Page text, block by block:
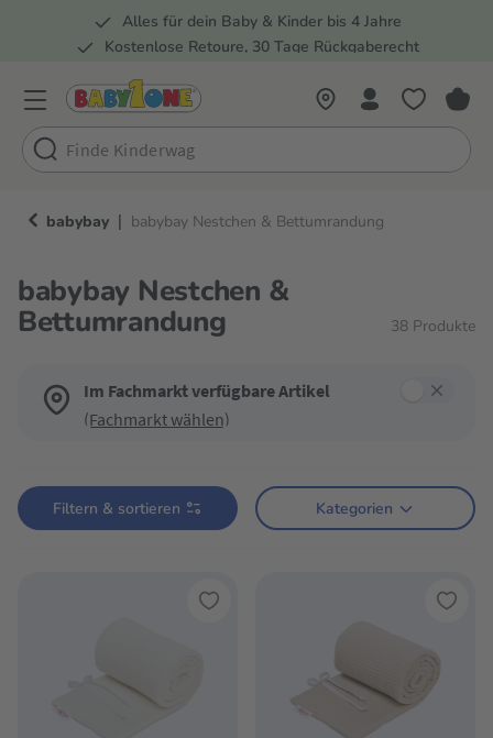
Zur Hauptnavigation springen
Alles für dein Baby & Kinder bis 4 Jahre
Kostenlose Retoure, 30 Tage Rückgaberecht
babybay | babybay Nestchen & Bettumrandung
babybay Nestchen &
Bettumrandung
38 Produkte
Im Fachmarkt verfügbare Artikel
(Fachmarkt wählen)
Filtern & sortieren Kategorien